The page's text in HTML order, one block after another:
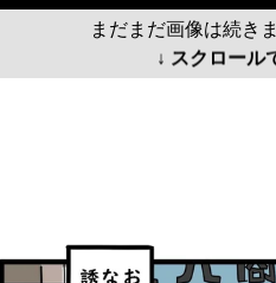
まだまだ画像は続き
↓ スクロール